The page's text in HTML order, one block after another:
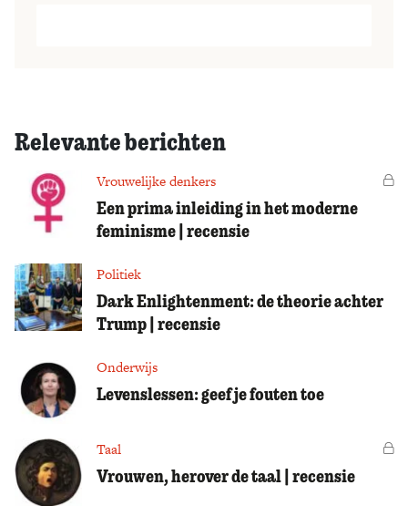
Relevante berichten
Vrouwelijke denkers
Een prima inleiding in het moderne
feminisme | recensie
Politiek
Dark Enlightenment: de theorie achter
Trump | recensie
Onderwijs
Levenslessen: geef je fouten toe
Taal
Vrouwen, herover de taal | recensie